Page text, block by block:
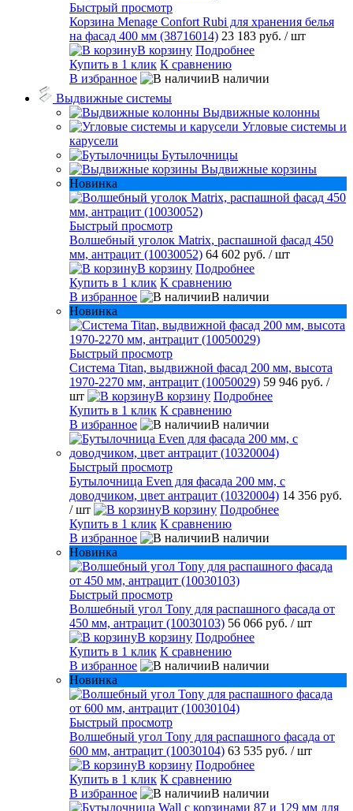
Быстрый просмотр
Корзина Menage Confort Rubi для хранения белья
на фасад 400 мм (38716014) 23 183 руб. / шт
В корзину Подробнее
Купить в 1 клик К сравнению
В избранное
В наличии
Выдвижные системы
Выдвижные колонны
Угловые системы и
карусели
Бутылочницы
Выдвижные корзины
Новинка
Быстрый просмотр
Волшебный уголок Matrix, распашной фасад 450
мм, антрацит (10030052) 64 602 руб. / шт
В корзину Подробнее
Купить в 1 клик К сравнению
В избранное
В наличии
Новинка
Быстрый просмотр
Система Titan, выдвижной фасад 200 мм, высота
1970-2270 мм, антрацит (10050029) 59 946 руб. /
шт
В корзину Подробнее
Купить в 1 клик К сравнению
В избранное
В наличии
Быстрый просмотр
Бутылочница Even для фасада 200 мм, с
доводчиком, цвет антрацит (10320004) 14 356 руб.
/ шт
В корзину Подробнее
Купить в 1 клик К сравнению
В избранное
В наличии
Новинка
Быстрый просмотр
Волшебный угол Tony для распашного фасада от
450 мм, антрацит (10030103) 56 066 руб. / шт
В корзину Подробнее
Купить в 1 клик К сравнению
В избранное
В наличии
Новинка
Быстрый просмотр
Волшебный угол Tony для распашного фасада от
600 мм, антрацит (10030104) 63 535 руб. / шт
В корзину Подробнее
Купить в 1 клик К сравнению
В избранное
В наличии